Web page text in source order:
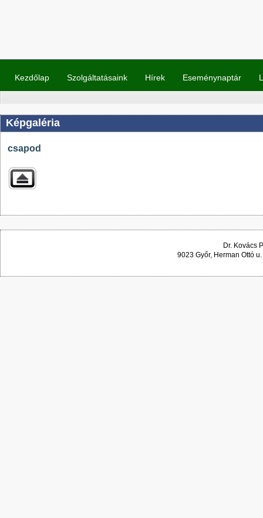
Kezdőlap Szolgáltatásaink Hírek Eseménynaptár
Képgaléria
csapod
Dr. Kovács
9023 Győr, Herman Ottó